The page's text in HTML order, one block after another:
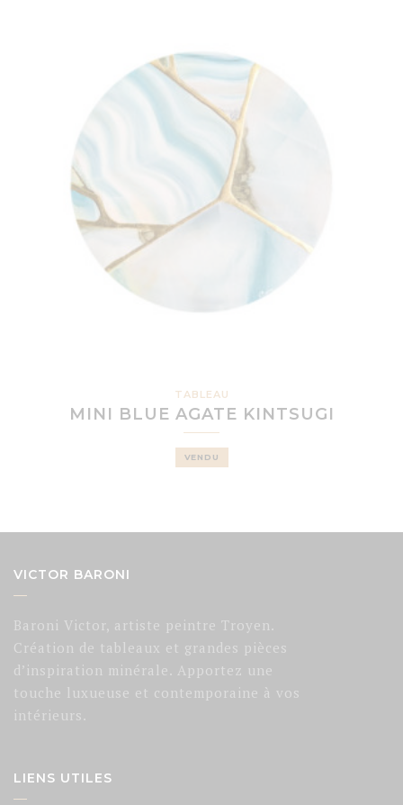
TABLEAU
MINI BLUE AGATE KINTSUGI
VENDU
VICTOR BARONI
Baroni Victor, artiste peintre Troyen.
Création de tableaux et grandes pièces
d’inspiration minérale. Apportez une
touche luxueuse et contemporaine à vos
intérieurs.
LIENS UTILES